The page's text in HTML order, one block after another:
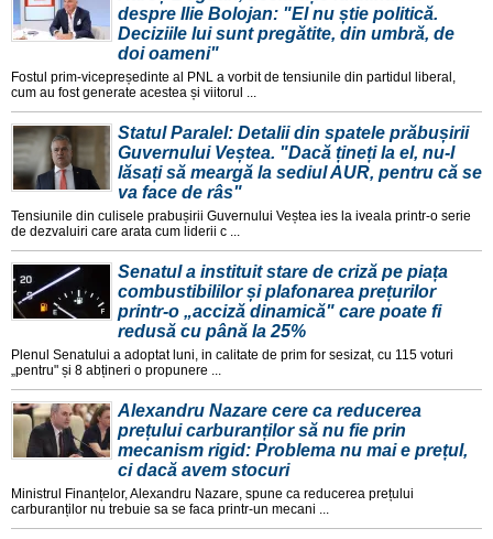
despre Ilie Bolojan: "El nu știe politică.
Deciziile lui sunt pregătite, din umbră, de
doi oameni"
Fostul prim-vicepreședinte al PNL a vorbit de tensiunile din partidul liberal,
cum au fost generate acestea și viitorul ...
Statul Paralel: Detalii din spatele prăbușirii
Guvernului Veștea. "Dacă țineți la el, nu-l
lăsați să meargă la sediul AUR, pentru că se
va face de râs"
Tensiunile din culisele prabușirii Guvernului Veștea ies la iveala printr-o serie
de dezvaluiri care arata cum liderii c ...
Senatul a instituit stare de criză pe piața
combustibililor și plafonarea prețurilor
printr-o „acciză dinamică" care poate fi
redusă cu până la 25%
Plenul Senatului a adoptat luni, in calitate de prim for sesizat, cu 115 voturi
„pentru" și 8 abțineri o propunere ...
Alexandru Nazare cere ca reducerea
prețului carburanților să nu fie prin
mecanism rigid: Problema nu mai e prețul,
ci dacă avem stocuri
Ministrul Finanțelor, Alexandru Nazare, spune ca reducerea prețului
carburanților nu trebuie sa se faca printr-un mecani ...